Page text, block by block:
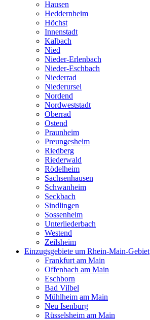
Hausen
Heddernheim
Höchst
Innenstadt
Kalbach
Nied
Nieder-Erlenbach
Nieder-Eschbach
Niederrad
Niederursel
Nordend
Nordweststadt
Oberrad
Ostend
Praunheim
Preungesheim
Riedberg
Riederwald
Rödelheim
Sachsenhausen
Schwanheim
Seckbach
Sindlingen
Sossenheim
Unterliederbach
Westend
Zeilsheim
Einzugsgebiete um Rhein-Main-Gebiet
Frankfurt am Main
Offenbach am Main
Eschborn
Bad Vilbel
Mühlheim am Main
Neu Isenburg
Rüsselsheim am Main